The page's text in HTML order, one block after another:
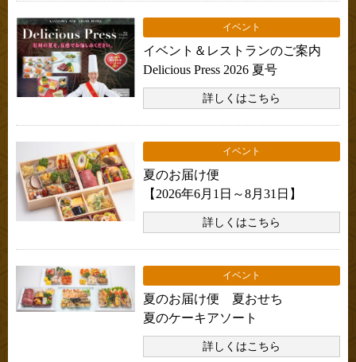
イベント
イベント＆レストランのご案内
Delicious Press 2026 夏号
詳しくはこちら
イベント
夏のお届け便
【2026年6月1日～8月31日】
詳しくはこちら
イベント
夏のお届け便 夏おせち
夏のケーキアソート
詳しくはこちら